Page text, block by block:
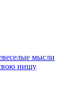
мысли
нишу